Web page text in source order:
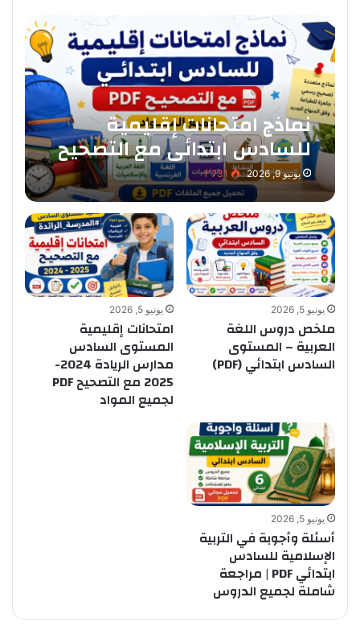
نماذج امتحانات إقليمية
للسادس ابتدائي مع التصحيح
PDF لجميع المواد
يونيو 9, 2026 1٬731
يونيو 5, 2026
ملخص دروس اللغة
العربية – المستوى
السادس ابتدائي (PDF)
يونيو 5, 2026
امتحانات إقليمية
المستوى السادس
مدارس الريادة 2024-
2025 مع التصحيح PDF
لجميع المواد
يونيو 5, 2026
أسئلة وأجوبة في التربية
الإسلامية للسادس
ابتدائي PDF | مراجعة
شاملة لجميع الدروس